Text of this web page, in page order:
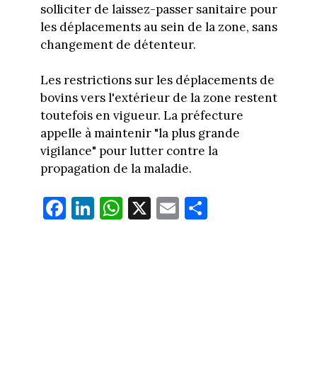
solliciter de laissez-passer sanitaire pour
les déplacements au sein de la zone, sans
changement de détenteur.
Les restrictions sur les déplacements de
bovins vers l'extérieur de la zone restent
toutefois en vigueur. La préfecture
appelle à maintenir "la plus grande
vigilance" pour lutter contre la
propagation de la maladie.
Fa
ce
Li
nk
W
ha
X E
m
Pa
rt